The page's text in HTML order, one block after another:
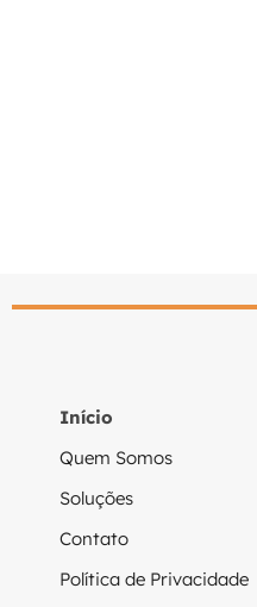
Início
Quem Somos
Soluções
Contato
Política de Privacidade